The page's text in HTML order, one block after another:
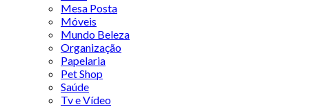
Mesa Posta
Móveis
Mundo Beleza
Organização
Papelaria
Pet Shop
Saúde
Tv e Vídeo